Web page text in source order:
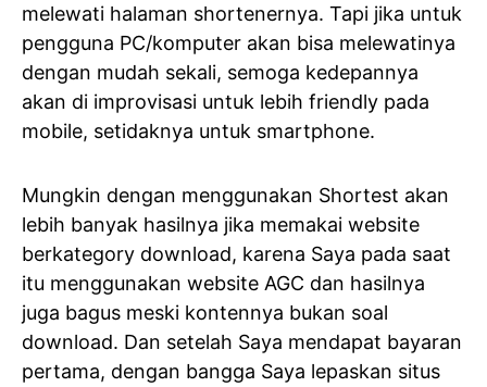
melewati halaman shortenernya. Tapi jika untuk
pengguna PC/komputer akan bisa melewatinya
dengan mudah sekali, semoga kedepannya
akan di improvisasi untuk lebih friendly pada
mobile, setidaknya untuk smartphone.
Mungkin dengan menggunakan Shortest akan
lebih banyak hasilnya jika memakai website
berkategory download, karena Saya pada saat
itu menggunakan website AGC dan hasilnya
juga bagus meski kontennya bukan soal
download. Dan setelah Saya mendapat bayaran
pertama, dengan bangga Saya lepaskan situs